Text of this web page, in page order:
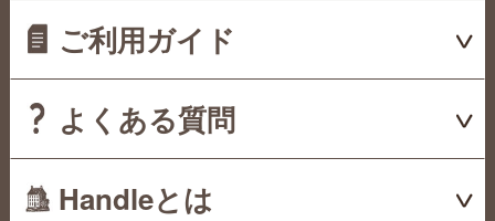
ご利用ガイド
よくある質問
Handleとは